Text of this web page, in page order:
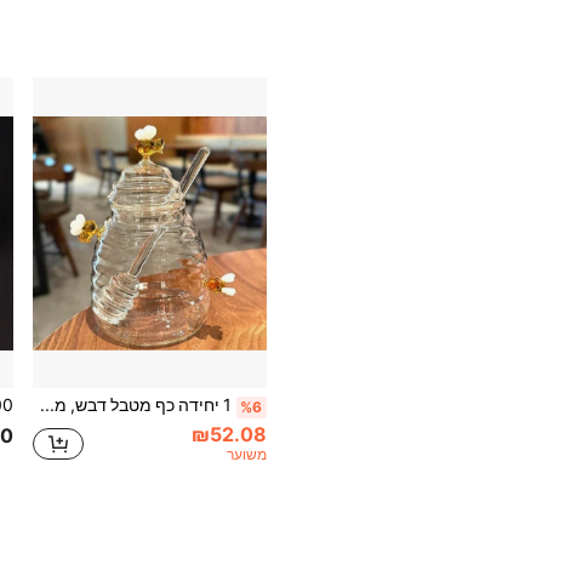
%6 1 יחידה כף מטבל דבש, מקל ערבוב ידית ארוכה מזכוכית לקפה, ריבה, כלי מטבל דבש אידיאלי
₪52.08
משוער